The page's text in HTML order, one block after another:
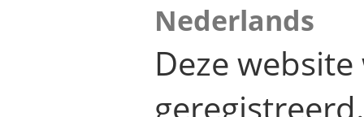
Nederlands
Deze